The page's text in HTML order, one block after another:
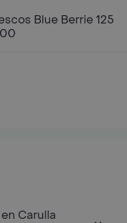
Blue Berrie 125
Carulla